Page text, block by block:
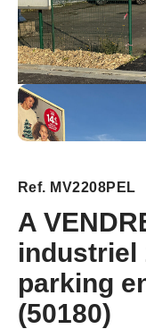
Ref. MV2208PEL
A
industriel
parking
(50180)